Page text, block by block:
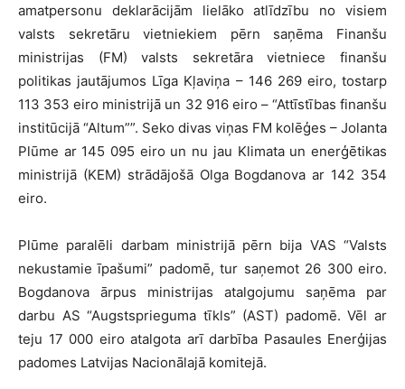
amatpersonu deklarācijām lielāko atlīdzību no visiem
valsts sekretāru vietniekiem pērn saņēma Finanšu
ministrijas (FM) valsts sekretāra vietniece finanšu
politikas jautājumos Līga Kļaviņa – 146 269 eiro, tostarp
113 353 eiro ministrijā un 32 916 eiro – “Attīstības finanšu
institūcijā “Altum””. Seko divas viņas FM kolēģes – Jolanta
Plūme ar 145 095 eiro un nu jau Klimata un enerģētikas
ministrijā (KEM) strādājošā Olga Bogdanova ar 142 354
eiro.
Plūme paralēli darbam ministrijā pērn bija VAS “Valsts
nekustamie īpašumi” padomē, tur saņemot 26 300 eiro.
Bogdanova ārpus ministrijas atalgojumu saņēma par
darbu AS “Augstsprieguma tīkls” (AST) padomē. Vēl ar
teju 17 000 eiro atalgota arī darbība Pasaules Enerģijas
padomes Latvijas Nacionālajā komitejā.